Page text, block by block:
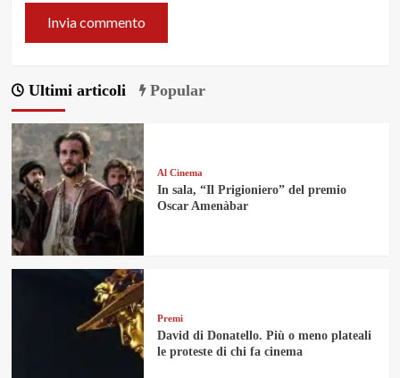
Ultimi articoli Popular
Al Cinema
In sala, “Il Prigioniero” del premio
Oscar Amenàbar
Premi
David di Donatello. Più o meno plateali
le proteste di chi fa cinema